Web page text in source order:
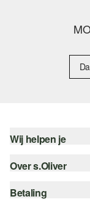
Wij helpen je
Help - FAQ
Over s.Oliver
Nieuwsbrief
Betaling